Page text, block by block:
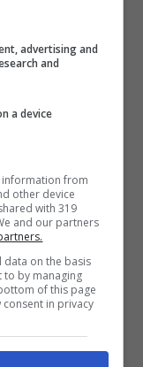
banco nel
dei
di un evento
per
social e
di
modo di
advertising and
and
a device
from
other device
with 319
and our partners
data on the basis
to by managing
of this page
in privacy